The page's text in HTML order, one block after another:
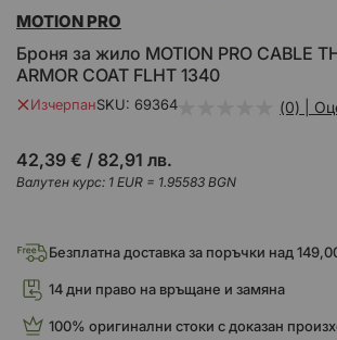
към
на
галерия
със
снимки
Броня за жило MOTION PRO CABLE
ARMOR COAT FLHT 1340
MOTION PRO
ИзчерпанSKU 69364 (0) |
42,39 € / 82,91 лв.
Валутен курс: 1 EUR = 1.95583 BGN
Безплатна доставка за поръчки над
14 дни право на връщане и замяна
100% оригинални стоки с доказан